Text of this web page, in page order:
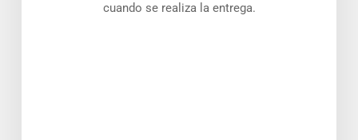
cuando se realiza la entrega.